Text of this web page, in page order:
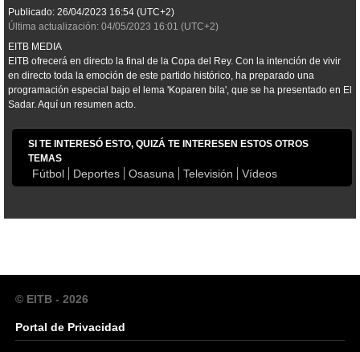
Publicado: 26/04/2023 16:54 (UTC+2)
Última actualización: 04/05/2023 16:01 (UTC+2)
EITB MEDIA
EITB ofrecerá en directo la final de la Copa del Rey. Con la intención de vivir
en directo toda la emoción de este partido histórico, ha preparado una
programación especial bajo el lema 'Koparen bila', que se ha presentado en El
Sadar. Aquí un resumen acto.
SI TE INTERESÓ ESTO, QUIZÁ TE INTERESEN ESTOS OTROS
TEMAS
Fútbol Deportes Osasuna Televisión Vídeos
© EITB - 2026
Portal de Privacidad